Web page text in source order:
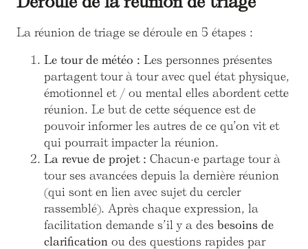
La réunion de triage se déroule en 5 étapes :
Le tour de météo : Les personnes présentes
partagent tour à tour avec quel état physique,
émotionnel et / ou mental elles abordent cette
réunion. Le but de cette séquence est de
pouvoir informer les autres de ce qu’on vit et
qui pourrait impacter la réunion.
La revue de projet : Chacun·e partage tour à
tour ses avancées depuis la dernière réunion
(qui sont en lien avec sujet du cercler
rassemblé). Après chaque expression, la
facilitation demande s’il y a des besoins de
clarification ou des questions rapides par